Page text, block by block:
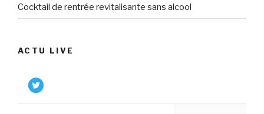
Cocktail de rentrée revitalisante sans alcool
ACTU LIVE